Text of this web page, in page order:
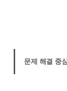
문제 해결 중